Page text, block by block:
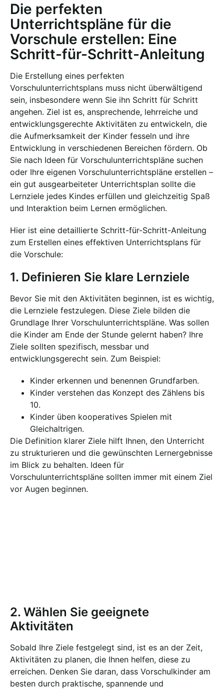
Die perfekten
Unterrichtspläne für die
Vorschule erstellen: Eine
Schritt-für-Schritt-Anleitung
Die Erstellung eines perfekten
Vorschulunterrichtsplans muss nicht überwältigend
sein, insbesondere wenn Sie ihn Schritt für Schritt
angehen. Ziel ist es, ansprechende, lehrreiche und
entwicklungsgerechte Aktivitäten zu entwickeln, die
die Aufmerksamkeit der Kinder fesseln und ihre
Entwicklung in verschiedenen Bereichen fördern. Ob
Sie nach Ideen für Vorschulunterrichtspläne suchen
oder Ihre eigenen Vorschulunterrichtspläne erstellen –
ein gut ausgearbeiteter Unterrichtsplan sollte die
Lernziele jedes Kindes erfüllen und gleichzeitig Spaß
und Interaktion beim Lernen ermöglichen.
Hier ist eine detaillierte Schritt-für-Schritt-Anleitung
zum Erstellen eines effektiven Unterrichtsplans für
die Vorschule:
1. Definieren Sie klare Lernziele
Bevor Sie mit den Aktivitäten beginnen, ist es wichtig,
die Lernziele festzulegen. Diese Ziele bilden die
Grundlage Ihrer Vorschulunterrichtspläne. Was sollen
die Kinder am Ende der Stunde gelernt haben? Ihre
Ziele sollten spezifisch, messbar und
entwicklungsgerecht sein. Zum Beispiel:
Kinder erkennen und benennen Grundfarben.
Kinder verstehen das Konzept des Zählens bis
10.
Kinder üben kooperatives Spielen mit
Gleichaltrigen.
Die Definition klarer Ziele hilft Ihnen, den Unterricht
zu strukturieren und die gewünschten Lernergebnisse
im Blick zu behalten. Ideen für
Vorschulunterrichtspläne sollten immer mit einem Ziel
vor Augen beginnen.
2. Wählen Sie geeignete
Aktivitäten
Sobald Ihre Ziele festgelegt sind, ist es an der Zeit,
Aktivitäten zu planen, die Ihnen helfen, diese zu
erreichen. Denken Sie daran, dass Vorschulkinder am
besten durch praktische, spannende und